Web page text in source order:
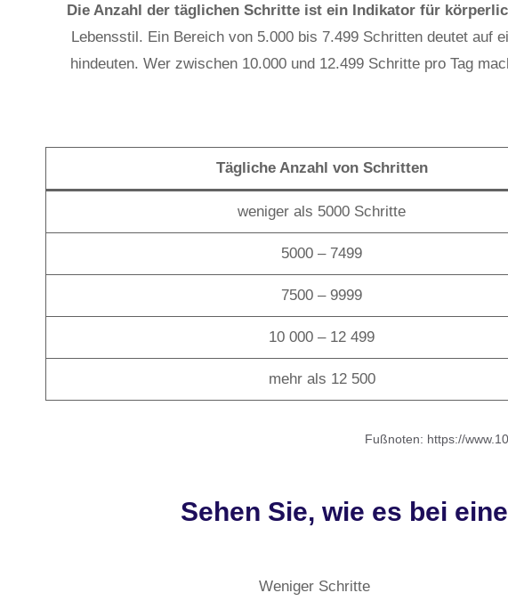
Die Anzahl der täglichen Schritte ist ein Indikator für
Lebensstil. Ein Bereich von 5.000 bis 7.499 Schritten deutet auf
hindeuten. Wer zwischen 10.000 und 12.499 Schritte pro Tag
Tägliche Anzahl von Schritten
weniger als 5000 Schritte
5000 – 7499
7500 – 9999
10 000 – 12 499
mehr als 12 500
Fußnoten: https://
Sehen Sie, wie es bei
Weniger Schritte